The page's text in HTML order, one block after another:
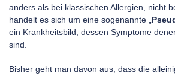
anders als bei klassischen Allergien, nicht
handelt es sich um eine sogenannte „
ein Krankheitsbild, dessen Symptome
sind.
Bisher geht man davon aus, dass die